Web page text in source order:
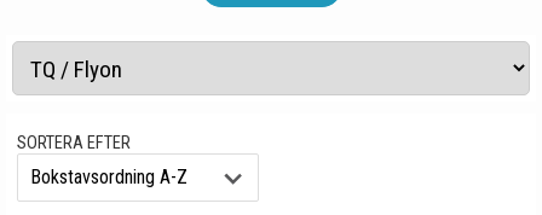
För de som vill ha mer assistans finns TQ HPR120S en kompakt
elcykelmotor som levererar ett vridmoment på hela 120 Nm! Motorn
finns bl.a. i serien Flyon från Haibike. Detta en av de mest kraftfulla
motor fullt ut kan du nu även ta bort hastighetsspärren med trim till
Haibike Flyon!
SORTERA EFTER